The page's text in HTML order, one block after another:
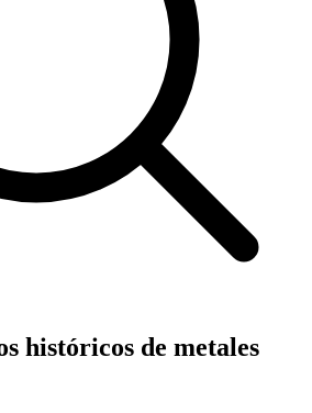
históricos de metales